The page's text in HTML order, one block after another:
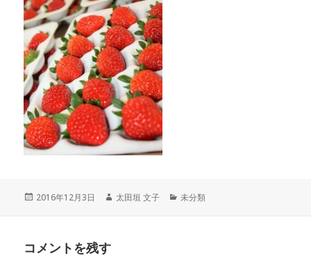
投
2016年12月3日
作
太田垣 文子
カ
未分類
コメントを残す